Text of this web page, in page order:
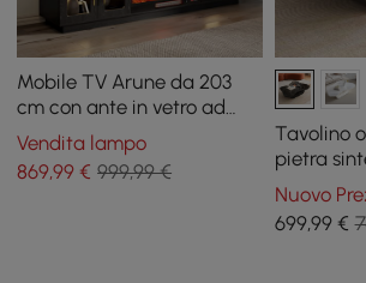
Mobile TV Arune da 203
cm con ante in vetro ad
arco, camino elettrico e
telecomando
Vendita lampo
869,99 € 999,99 €
Tavolino
pietra
contenitore
Nuovo
699,99€